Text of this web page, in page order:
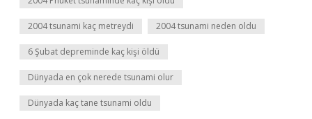
2004 tsunami kaç metreydi 2004 tsunami neden oldu
6 Şubat depreminde kaç kişi öldü
Dünyada en çok nerede tsunami olur
Dünyada kaç tane tsunami oldu